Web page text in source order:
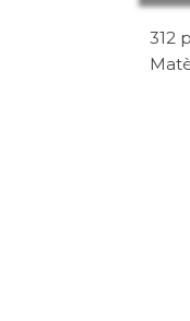
312